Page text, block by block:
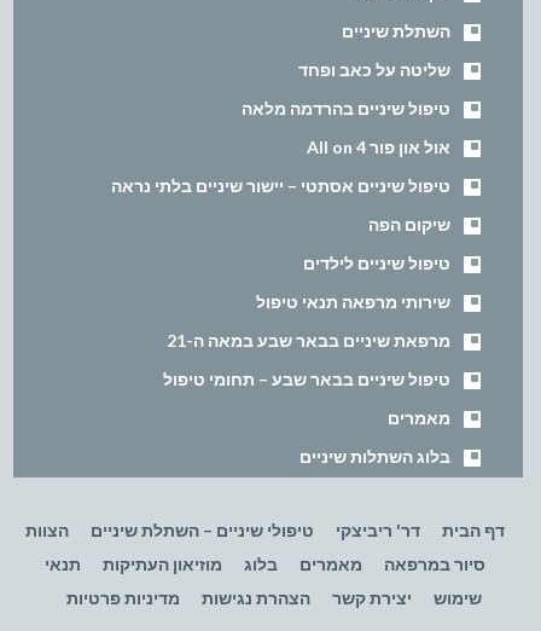
השתלת שיניים
שליטה על כאב ופחד
טיפול שיניים בהרדמה מלאה
אול און פור All on 4
טיפול שיניים אסתטי – יישור שיניים בלתי נראה
שיקום הפה
טיפול שיניים לילדים
שירותי מרפאה תנאי טיפול
מרפאת שיניים בבאר שבע במאה ה-21
טיפול שיניים בבאר שבע – תחומי טיפול
מאמרים
בלוג השתלות שיניים
דף הבית דר' ריביצקי טיפולי שיניים – השתלת שיניים
הצוות
סיור במרפאה
מאמרים בלוג מוזיאון העתיקות
תנאי
שימוש
יצירת קשר הצהרת נגישות מדיניות פרטיות